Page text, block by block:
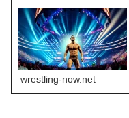
wrestling-now.net